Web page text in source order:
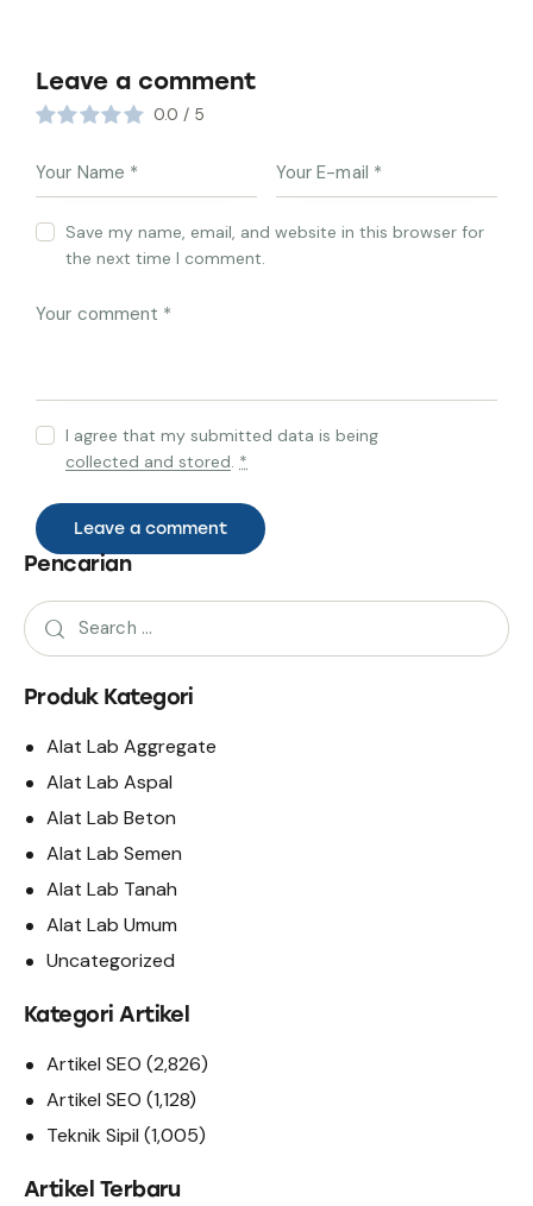
Leave a comment
0.0 / 5
Save my name, email, and website in this browser for
the next time I comment.
I agree that my submitted data is being
collected and stored *
Pencarian
Produk Kategori
Alat Lab Aggregate
Alat Lab Aspal
Alat Lab Beton
Alat Lab Semen
Alat Lab Tanah
Alat Lab Umum
Uncategorized
Kategori Artikel
Artikel SEO (2,826)
Artikel SEO (1,128)
Teknik Sipil (1,005)
Artikel Terbaru